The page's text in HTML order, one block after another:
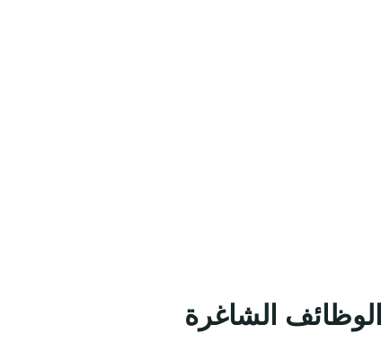
الوظائف الشاغرة